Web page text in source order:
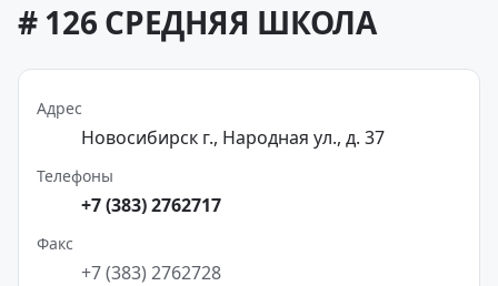
# 126 СРЕДНЯЯ ШКОЛА
Адрес
Новосибирск г., Народная ул., д. 37
Телефоны
+7 (383) 2762717
Факс
+7 (383) 2762728